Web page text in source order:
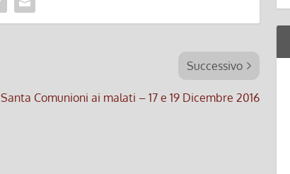
Successivo
Santa Comunioni ai malati – 17 e 19 Dicembre 2016